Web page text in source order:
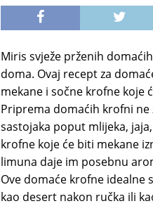
Miris svježe prženih
doma. Ovaj recept za
mekane i sočne krofne koje
Priprema domaćih krofni ne
sastojaka poput mlijeka,
krofne koje će biti mekane
limuna daje im posebnu
Ove domaće krofne idealne
kao desert nakon ručka ili